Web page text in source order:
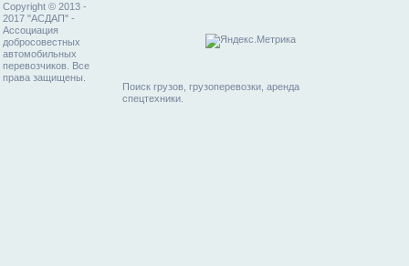
Copyright © 2013 -
2017 "АСДАП" -
Ассоциация
добросовестных
автомобильных
перевозчиков. Все
права защищены.
Поиск грузов, грузоперевозки, аренда
спецтехники.